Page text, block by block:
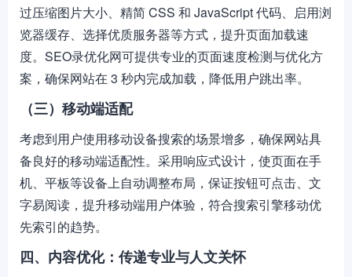
过压缩图片大小、精简 CSS 和 JavaScript 代码、启用浏
览器缓存、选择优质服务器等方式，提升页面加载速
度。SEO录优化网可提供专业的页面速度检测与优化方
案，确保网站在 3 秒内完成加载，降低用户跳出率。
（三）移动端适配
考虑到用户使用移动设备搜索的场景增多，确保网站具
备良好的移动端适配性。采用响应式设计，使页面在手
机、平板等设备上自动调整布局，保证按钮可点击、文
字易阅读，提升移动端用户体验，符合搜索引擎移动优
先索引的趋势。
四、内容优化：传递专业与人文关怀